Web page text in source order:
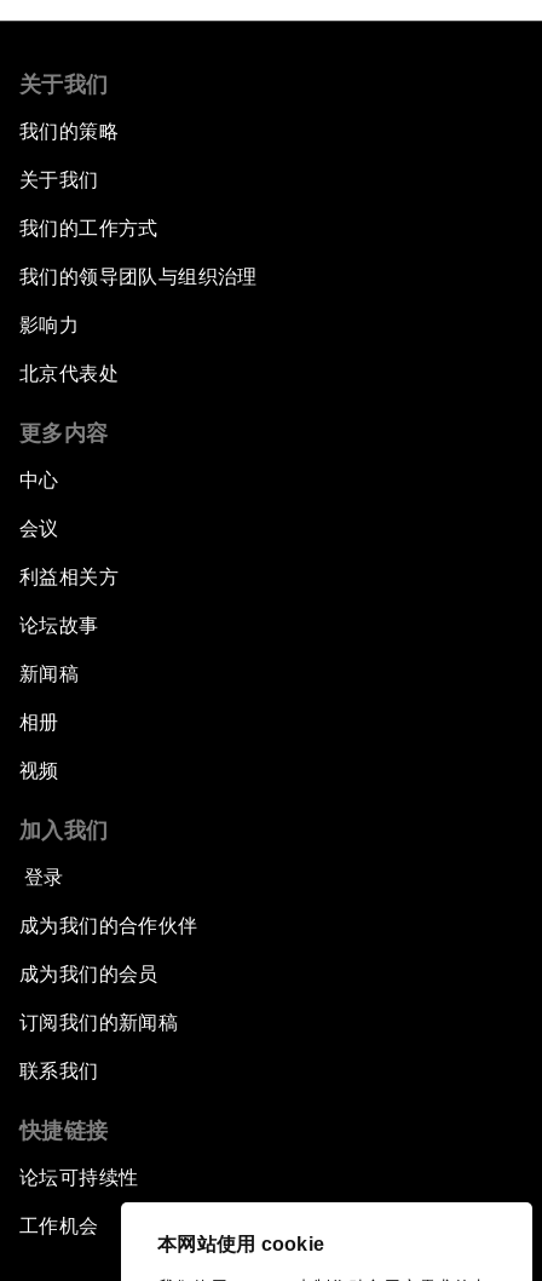
本网站使用 cookie
关于我们
我们的策略
关于我们
我们的工作方式
我们的领导团队与组织治理
影响力
北京代表处
更多内容
中心
会议
利益相关方
论坛故事
新闻稿
相册
视频
加入我们
登录
成为我们的合作伙伴
成为我们的会员
订阅我们的新闻稿
联系我们
快捷链接
论坛可持续性
工作机会